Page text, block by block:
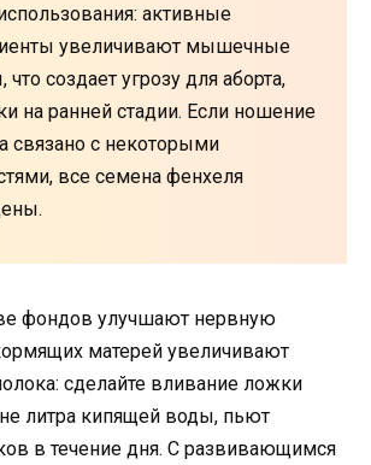
активные
увеличивают мышечные
создает угрозу для аборта,
на ранней стадии. Если ношение
связано с некоторыми
все семена фенхеля
фондов улучшают нервную
матерей увеличивают
сделайте вливание ложки
литра кипящей воды, пьют
в течение дня. С развивающимся